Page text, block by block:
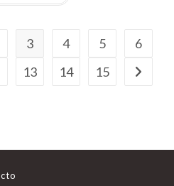
3 4 5
6
13 14 15